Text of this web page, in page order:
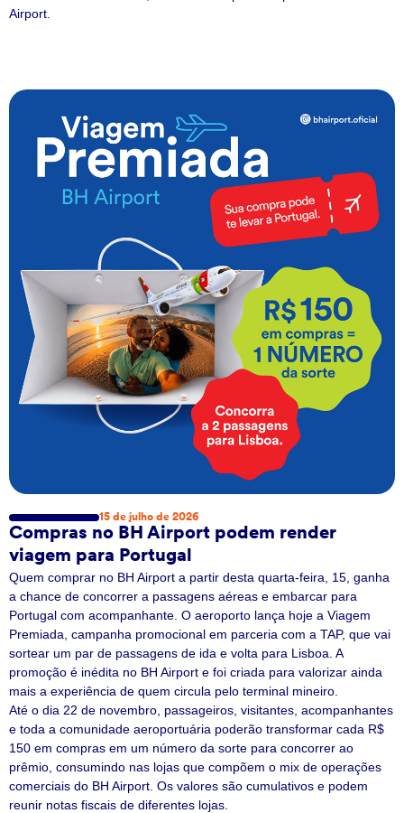
Airport.
15 de julho de 2026
Compras no BH Airport podem render
viagem para Portugal
Quem comprar no BH Airport a partir desta quarta-feira, 15, ganha
a chance de concorrer a passagens aéreas e embarcar para
Portugal com acompanhante. O aeroporto lança hoje a Viagem
Premiada, campanha promocional em parceria com a TAP, que vai
sortear um par de passagens de ida e volta para Lisboa. A
promoção é inédita no BH Airport e foi criada para valorizar ainda
mais a experiência de quem circula pelo terminal mineiro.
Até o dia 22 de novembro, passageiros, visitantes, acompanhantes
e toda a comunidade aeroportuária poderão transformar cada R$
150 em compras em um número da sorte para concorrer ao
prêmio, consumindo nas lojas que compõem o mix de operações
comerciais do BH Airport. Os valores são cumulativos e podem
reunir notas fiscais de diferentes lojas.